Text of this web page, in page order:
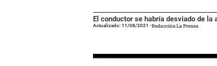
El conductor se habría desviado de
Actualizado: 11/08/2021 -Redacción La Prensa